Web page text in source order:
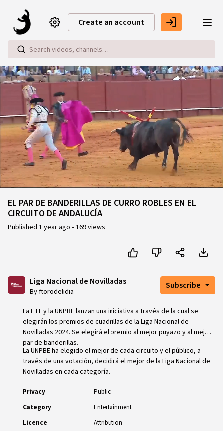
Create an account
Loaded:
43.44%
EL PAR DE BANDERILLAS DE CURRO ROBLES EN EL
CIRCUITO DE ANDALUCÍA
Published 1 year ago • 169 views
Liga Nacional de Novilladas
By ftorodelidia
Subscribe
La FTL y la UNPBE lanzan una iniciativa a través de la cual se
elegirán los premios de cuadrillas de la Liga Nacional de
Novilladas 2024. Se elegirá el premio al mejor puyazo y al mejor
par de banderillas.
La UNPBE ha elegido el mejor de cada circuito y el público, a
través de una votación, decidirá el mejor de la Liga Nacional de
Novilladas en cada categoría.
Privacy
Public
Category
Entertainment
Licence
Attribution